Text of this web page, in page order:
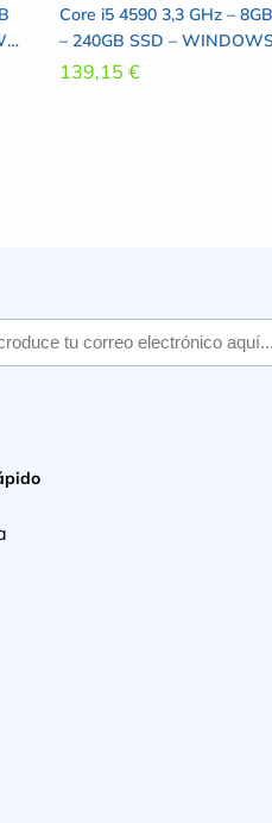
Core i5 4590 3,3 GHz –
– 240GB SSD –
PRO
139,15€